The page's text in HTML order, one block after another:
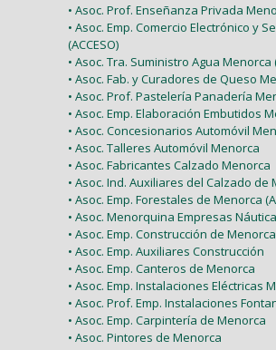
• Asoc. Prof. Enseñanza Privada
• Asoc. Emp. Comercio Electrónico y
(ACCESO)
• Asoc. Tra. Suministro Agua Menorca
• Asoc. Fab. y Curadores de Queso
• Asoc. Prof. Pastelería Panadería
• Asoc. Emp. Elaboración Embutidos
• Asoc. Concesionarios Automóvil
• Asoc. Talleres Automóvil Menorca
• Asoc. Fabricantes Calzado Menorca
• Asoc. Ind. Auxiliares del Calzado de
• Asoc. Emp. Forestales de Menorca
• Asoc. Menorquina Empresas
• Asoc. Emp. Construcción de Menorca
• Asoc. Emp. Auxiliares Construcción
• Asoc. Emp. Canteros de Menorca
• Asoc. Emp. Instalaciones Eléctricas
• Asoc. Prof. Emp. Instalaciones
• Asoc. Emp. Carpintería de Menorca
• Asoc. Pintores de Menorca